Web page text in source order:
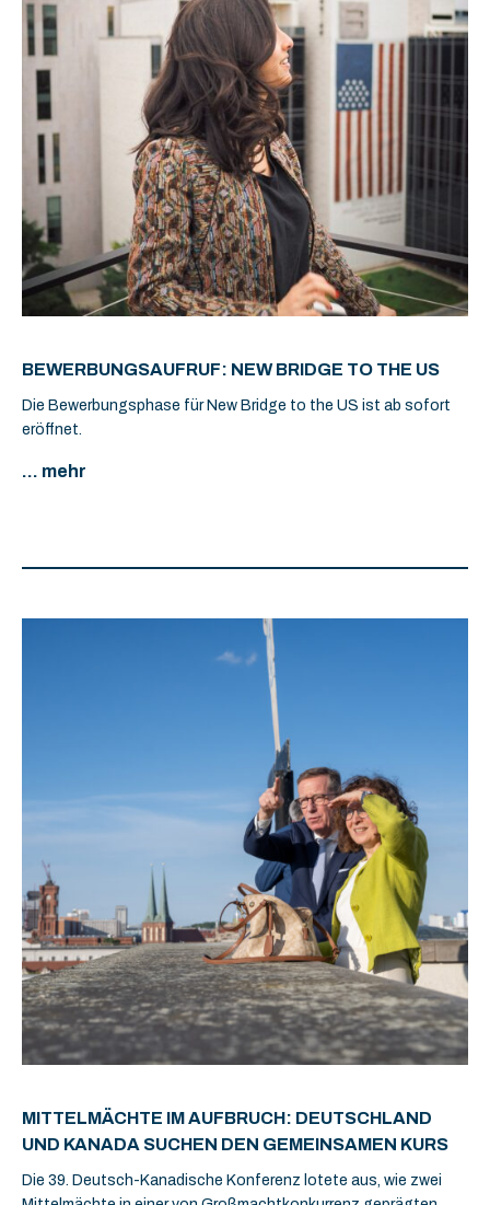
BEWERBUNGSAUFRUF: NEW BRIDGE TO THE US
Die Bewerbungsphase für New Bridge to the US ist ab sofort
eröffnet.
... mehr
MITTELMÄCHTE IM AUFBRUCH: DEUTSCHLAND
UND KANADA SUCHEN DEN GEMEINSAMEN KURS
Die 39. Deutsch-Kanadische Konferenz lotete aus, wie zwei